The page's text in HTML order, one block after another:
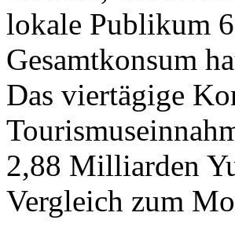
lokale Publikum
Gesamtkonsum
Das viertägige
2,88 Milliarden
Vergleich zum